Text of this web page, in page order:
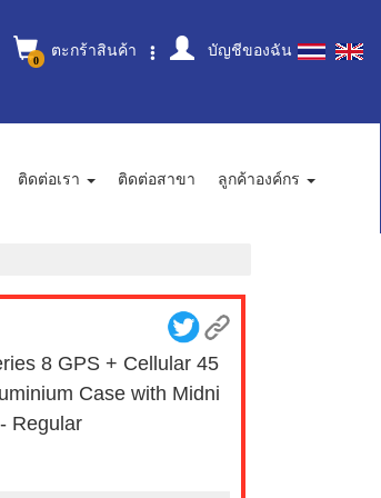
0 ตะกร้าสินค้า บัญชีของฉัน
ติดต่อเรา ติดต่อสาขา
ลูกค้าองค์กร
8 GPS + Cellular 45
Case with Midni
Regular